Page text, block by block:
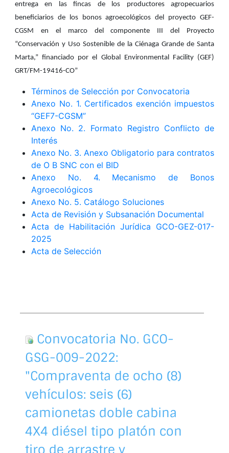
entrega en las fincas de los productores agropecuarios
beneficiarios de los bonos agroecológicos del proyecto GEF-
CGSM en el marco del componente III del Proyecto
“Conservación y Uso Sostenible de la Ciénaga Grande de Santa
Marta,” financiado por el Global Environmental Facility (GEF)
GRT/FM-19416-CO”
Términos de Selección por Convocatoria
Anexo No. 1. Certificados exención impuestos
“GEF7-CGSM”
Anexo No. 2. Formato Registro Conflicto de
Interés
Anexo No. 3. Anexo Obligatorio para contratos
de O B SNC con el BID
Anexo No. 4. Mecanismo de Bonos
Agroecológicos
Anexo No. 5. Catálogo Soluciones
Acta de Revisión y Subsanación Documental
Acta de Habilitación Jurídica GCO-GEZ-017-
2025
Acta de Selección